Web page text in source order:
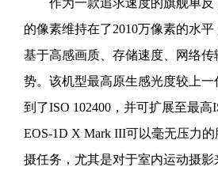
作为一款追求速度的旗舰单反
的像素维持在了2010万像素的水
基于高感画质、存储速度、网络
势。该机型最高原生感光度较上
到了ISO 102400，并可扩展至最高
EOS-1D X Mark III可以毫无压力
摄任务，尤其是对于室内运动摄